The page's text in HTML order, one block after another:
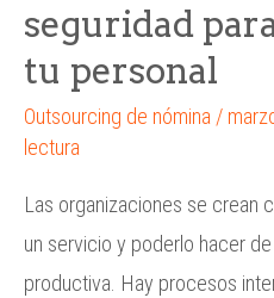
seguridad
tu personal
Outsourcing de nómina /
lectura
Las organizaciones se crean
un servicio y poderlo hacer
productiva. Hay procesos